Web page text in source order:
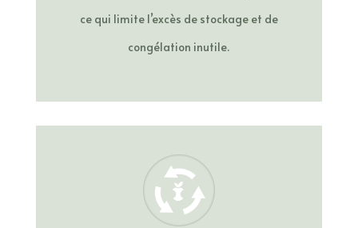
ce qui limite l’excès de stockage et de
congélation inutile.